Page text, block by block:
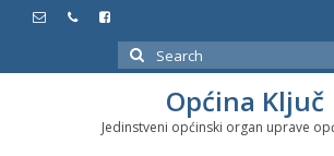
Search
for:
Općina Ključ
Jedinstveni općinski organ uprave